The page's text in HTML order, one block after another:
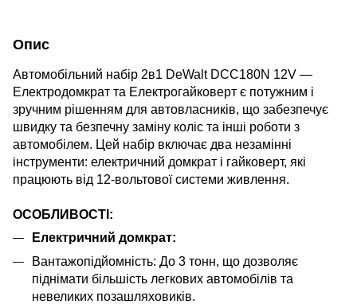
Опис
Автомобільний набір 2в1 DeWalt DCC180N 12V —
Електродомкрат та Електрогайковерт є потужним і
зручним рішенням для автовласників, що забезпечує
швидку та безпечну заміну коліс та інші роботи з
автомобілем. Цей набір включає два незамінні
інструменти: електричний домкрат і гайковерт, які
працюють від 12-вольтової системи живлення.
ОСОБЛИВОСТІ:
Електричний домкрат:
Вантажопідйомність: До 3 тонн, що дозволяє
піднімати більшість легкових автомобілів та
невеликих позашляховиків.